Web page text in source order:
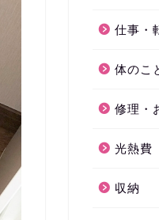
仕事・
体のこ
修理・
光熱費
収納